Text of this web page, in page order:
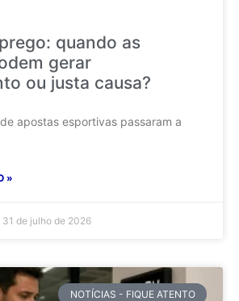
quando as
gerar
ou justa causa?
apostas esportivas passaram a
»
31 de julho de 2026
NOTÍCIAS - FIQUE ATENTO